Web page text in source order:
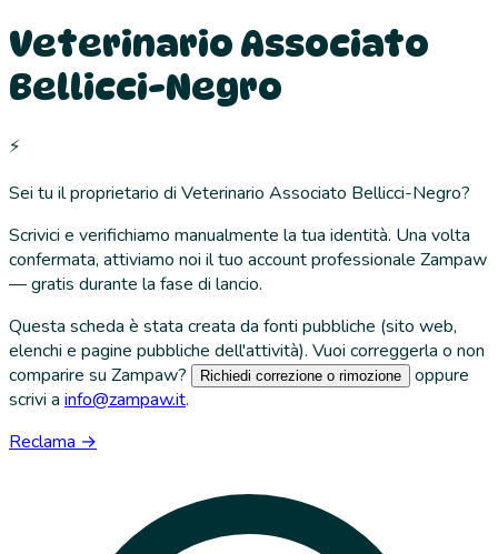
Veterinario Associato
Bellicci-Negro
⚡
Sei tu il proprietario di Veterinario Associato Bellicci-Negro?
Scrivici e verifichiamo manualmente la tua identità. Una volta
confermata, attiviamo noi il tuo account professionale Zampaw
— gratis durante la fase di lancio.
Questa scheda è stata creata da fonti pubbliche (sito web,
elenchi e pagine pubbliche dell'attività). Vuoi correggerla o non
comparire su Zampaw?
Richiedi correzione o rimozione
oppure
scrivi a info@zampaw.it.
Reclama →